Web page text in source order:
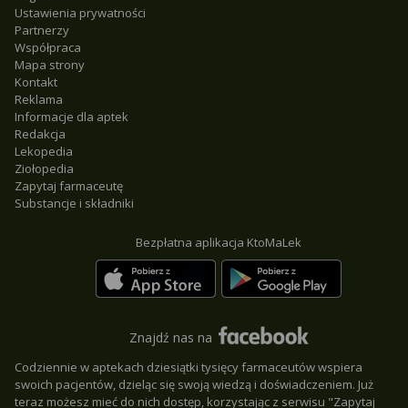
Ustawienia prywatności
Partnerzy
Współpraca
Mapa strony
Kontakt
Reklama
Informacje dla aptek
Redakcja
Lekopedia
Ziołopedia
Zapytaj farmaceutę
Substancje i składniki
Bezpłatna aplikacja KtoMaLek
Znajdź nas na
Codziennie w aptekach dziesiątki tysięcy farmaceutów wspiera
swoich pacjentów, dzieląc się swoją wiedzą i doświadczeniem. Już
teraz możesz mieć do nich dostęp, korzystając z serwisu "Zapytaj